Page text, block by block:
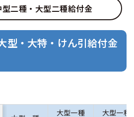
イス
れ
流れ
ジュール
るには
れる？
取得
丈夫？
ージ
覧
49-5522
二種・大型二種給付金
型・大特・けん引給付金
大型一種
大型一種